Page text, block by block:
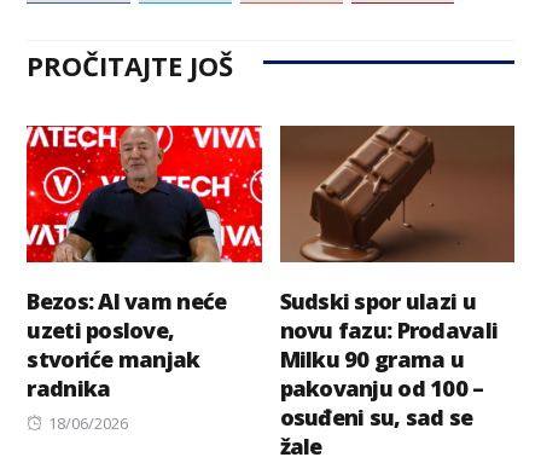
PROČITAJTE JOŠ
Bezos: AI vam neće
uzeti poslove,
stvoriće manjak
radnika
Posted
18/06/2026
Sudski spor ulazi u
novu fazu: Prodavali
Milku 90 grama u
pakovanju od 100 –
osuđeni su, sad se
žale